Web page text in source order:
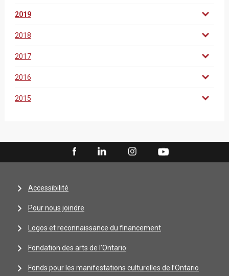
2019
2018
2017
2016
2015
Accessibilité
Pour nous joindre
Logos et reconnaissance du financement
Fondation des arts de l'Ontario
Fonds pour les manifestations culturelles de l’Ontario